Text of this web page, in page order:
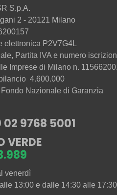
S.p.A.
2 - 20121 Milano
elettronica P2V7G4L
Partita IVA e numero
Imprese di Milano n.
4.600.000
Nazionale di Garanzia
02 9768 5001
VERDE
venerdì
13:00 e dalle 14:30 alle 17:30